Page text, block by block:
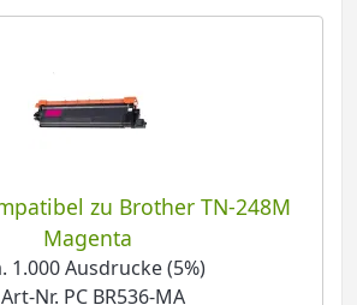
zu Brother TN-248M
Magenta
1.000 Ausdrucke (5%)
Nr. PC BR536-MA